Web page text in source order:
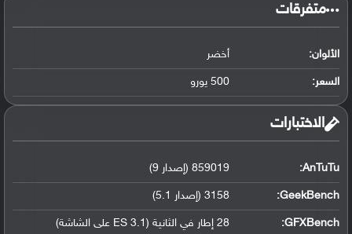
‏متفرقات‏
الألوان: أخضر
السعر: 500 يورو
‏الاختبارات‏
AnTuTu: 859019 (إصدار 9)
GeekBench: 3158 (إصدار 5.1)
GFXBench: 28 إطار في الثانية (ES 3.1 على الشاشة)